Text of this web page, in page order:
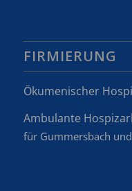
FIRMIERUNG
Ökumenischer
Ambulante
für Gummersbach